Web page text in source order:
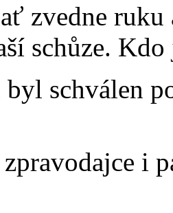
zvedne
schůze.
byl schválen
i